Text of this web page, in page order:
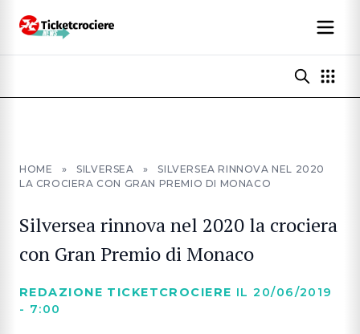
HOME » SILVERSEA »
SILVERSEA RINNOVA NEL 2020
LA CROCIERA CON GRAN PREMIO DI MONACO
Silversea rinnova nel 2020 la crociera
con Gran Premio di Monaco
REDAZIONE TICKETCROCIERE IL 20/06/2019
- 7:00